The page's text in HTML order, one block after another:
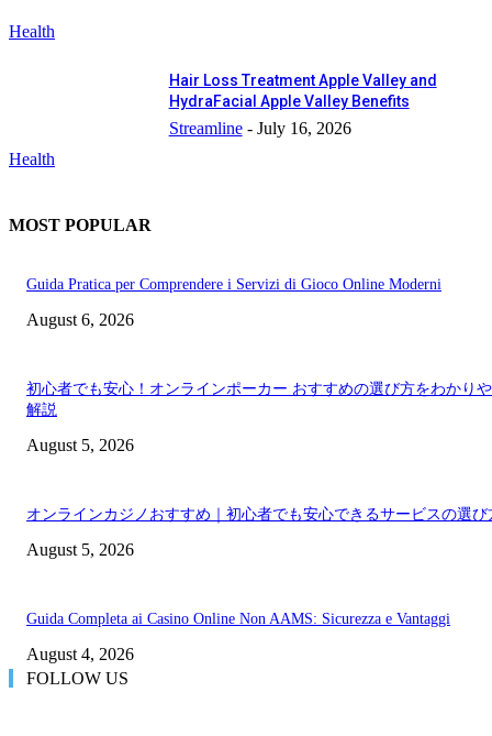
Health
Health
Hair Loss Treatment Apple Valley and
HydraFacial Apple Valley Benefits
Streamline - July 16, 2026
MOST POPULAR
Guida Pratica per Comprendere i Servizi di Gioco Online Moderni
August 6, 2026
初心者でも安心！オンラインポーカー おすすめの選び方をわかり
解説
August 5, 2026
オンラインカジノおすすめ｜初心者でも安心できるサービスの選び
August 5, 2026
Guida Completa ai Casino Online Non AAMS: Sicurezza e Vantaggi
August 4, 2026
FOLLOW US